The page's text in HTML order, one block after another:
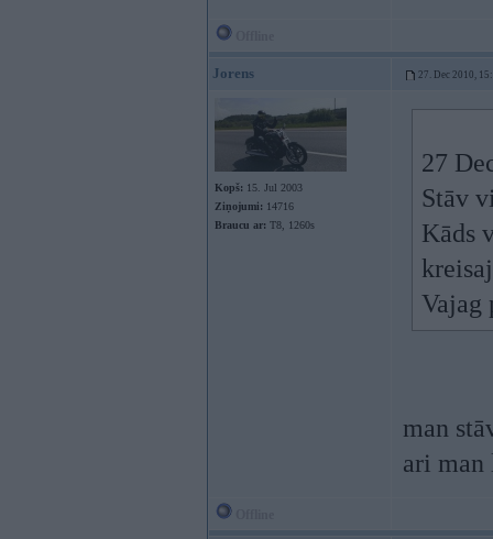
Jorens 27. Dec 2010,
Kopš: 15. Jul 2003
Ziņojumi: 14716
Braucu ar: T8, 1260s
27
Stāv
Kāds
Vajag
man
ari